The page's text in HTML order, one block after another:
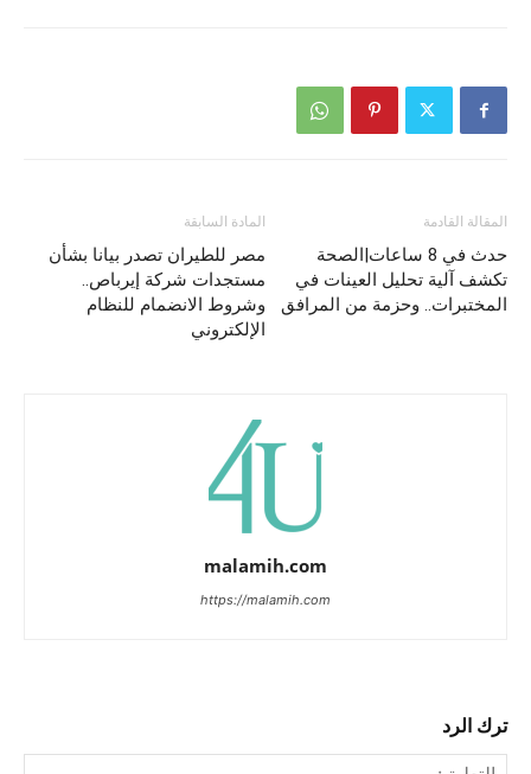
المادة السابقة
مصر للطيران تصدر بيانا بشأن
مستجدات شركة إيرباص..
وشروط الانضمام للنظام
الإلكتروني
المقالة القادمة
حدث في 8 ساعات|الصحة
تكشف آلية تحليل العينات في
المختبرات.. وحزمة من المرافق
malamih.com
https://malamih.com
ترك الرد